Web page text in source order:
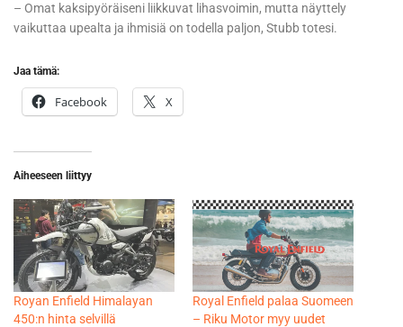
– Omat kaksipyöräiseni liikkuvat lihasvoimin, mutta näyttely
vaikuttaa upealta ja ihmisiä on todella paljon, Stubb totesi.
Jaa tämä:
Facebook X
Aiheeseen liittyy
Royan Enfield Himalayan
450:n hinta selvillä
Royal Enfield palaa Suomeen
– Riku Motor myy uudet